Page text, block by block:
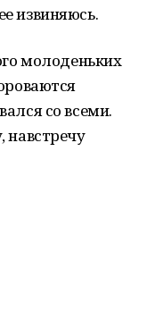
извиняюсь.
молоденьких
со всеми.
навстречу